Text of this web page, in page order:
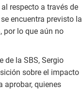
respecto a través de
encuentra previsto la
por lo que aún no
de la SBS, Sergio
sobre el impacto
aprobar, quienes